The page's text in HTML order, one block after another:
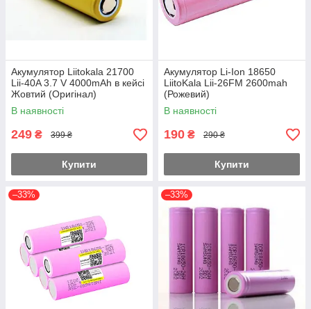
Акумулятор Liitokala 21700
Lii-40A 3.7 V 4000mAh в кейсі
Жовтий (Оригінал)
В наявності
249 ₴ 399 ₴
Купити
Акумулятор Li-Ion 18650
LiitoKala Lii-26FM 2600mah
(Рожевий)
В наявності
190 ₴ 290 ₴
Купити
–33% –33%